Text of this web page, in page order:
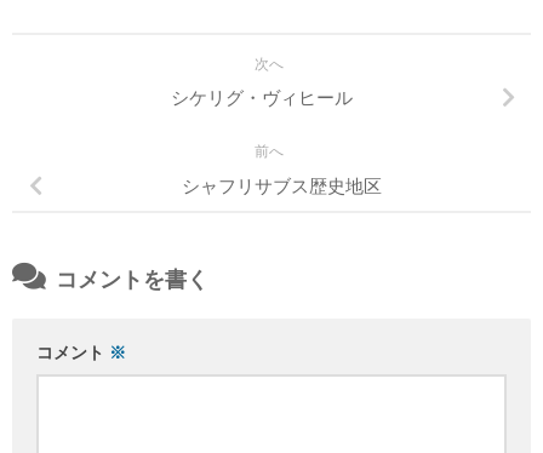
次へ
シケリグ・ヴィヒール
前へ
シャフリサブス歴史地区
コメントを書く
コメント ※